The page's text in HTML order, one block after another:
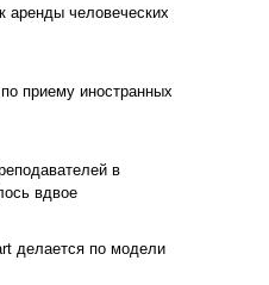
аренды человеческих
приему иностранных
в
вдвое
делается по модели